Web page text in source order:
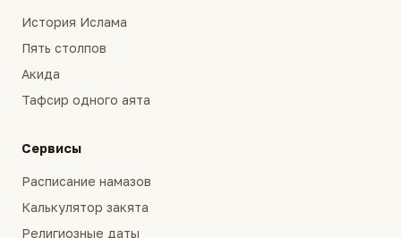
История Ислама
Пять столпов
Акида
Тафсир одного аята
Сервисы
Расписание намазов
Калькулятор закята
Религиозные даты